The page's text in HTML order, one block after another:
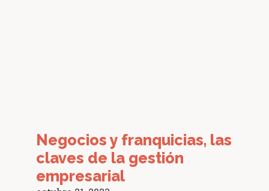
Negocios y franquicias, las
claves de la gestión
empresarial